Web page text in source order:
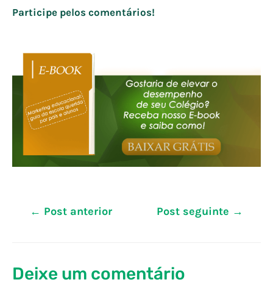
Participe pelos comentários!
Navegação
← Post anterior Post seguinte →
Deixe um comentário